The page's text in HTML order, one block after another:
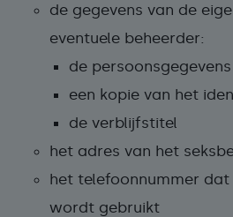
de gegevens van de
eventuele beheerder:
de persoonsgegevens
een kopie van het
de verblijfstitel
het adres van het
het telefoonnummer
wordt gebruikt